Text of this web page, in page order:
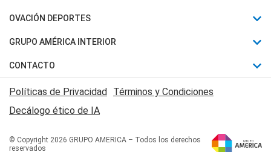
Política
Judiciales
Economia
Horóscopo
Motores
Trucos caseros
Series y Películas
Edictos y Solicitadas
OVACIÓN DEPORTES
Fútbol
Mundial
Automovilismo
Rugby
Básquet
GRUPO AMÉRICA INTERIOR
Canal 7 en Vivo
San Juan 8
CONTACTO
Acerca de Nosotros
Contactanos
Políticas de Privacidad Términos y Condiciones
Decálogo ético de IA
© Copyright 2026 GRUPO AMERICA – Todos los derechos
reservados